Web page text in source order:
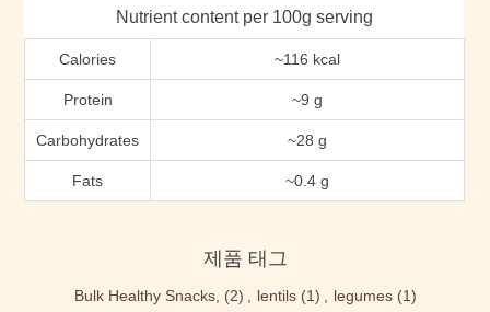
Nutrient content per 100g serving
Calories ~116 kcal
Protein ~9 g
Carbohydrates ~28 g
Fats ~0.4 g
제품 태그
Bulk Healthy Snacks, (2) , lentils (1) , legumes (1)